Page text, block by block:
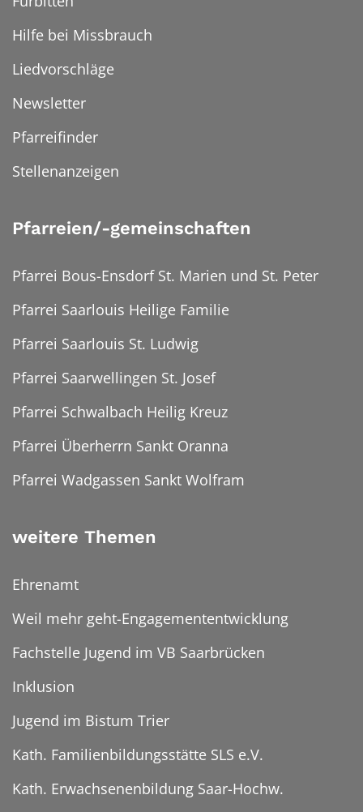
Hilfe bei Missbrauch
Liedvorschläge
Newsletter
Pfarreifinder
Stellenanzeigen
Pfarreien/-gemeinschaften
Pfarrei Bous-Ensdorf St. Marien und St. Peter
Pfarrei Saarlouis Heilige Familie
Pfarrei Saarlouis St. Ludwig
Pfarrei Saarwellingen St. Josef
Pfarrei Schwalbach Heilig Kreuz
Pfarrei Überherrn Sankt Oranna
Pfarrei Wadgassen Sankt Wolfram
weitere Themen
Ehrenamt
Weil mehr geht-Engagemententwicklung
Fachstelle Jugend im VB Saarbrücken
Inklusion
Jugend im Bistum Trier
Kath. Familienbildungsstätte SLS e.V.
Kath. Erwachsenenbildung Saar-Hochw.